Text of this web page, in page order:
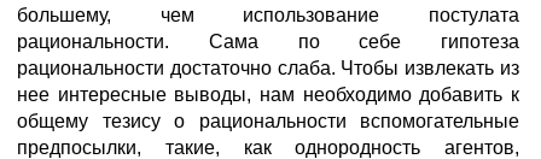
большему, чем использование постулата
рациональности. Сама по себе гипотеза
рациональности достаточно слаба. Чтобы извлекать из
нее интересные выводы, нам необходимо добавить к
общему тезису о рациональности вспомогательные
предпосылки, такие, как однородность агентов,